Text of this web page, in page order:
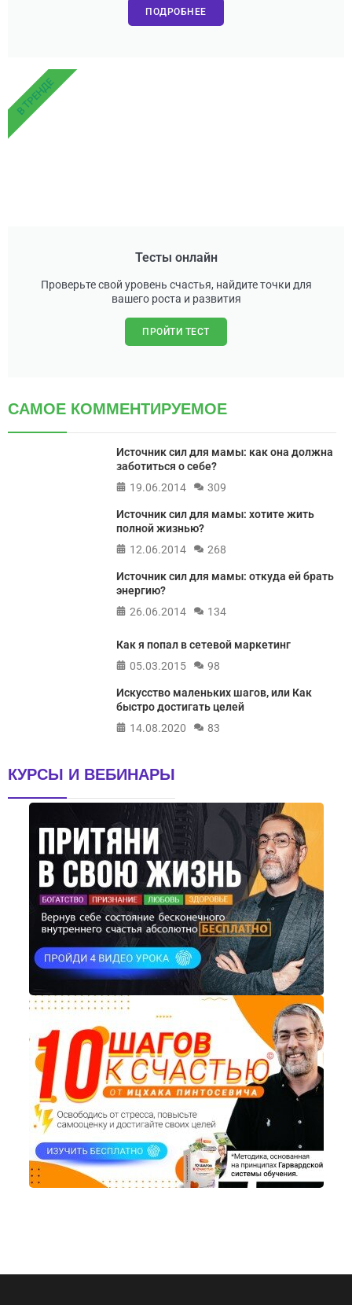
ПОДРОБНЕЕ
Тесты онлайн
Проверьте свой уровень счастья, найдите точки для
вашего роста и развития
ПРОЙТИ ТЕСТ
В ТРЕНДЕ
САМОЕ КОММЕНТИРУЕМОЕ
Источник сил для мамы: как она должна
заботиться о себе?
19.06.2014
309
Источник сил для мамы: хотите жить
полной жизнью?
12.06.2014
268
Источник сил для мамы: откуда ей брать
энергию?
26.06.2014
134
Как я попал в сетевой маркетинг
05.03.2015
98
Искусство маленьких шагов, или Как
быстро достигать целей
14.08.2020
83
КУРСЫ И ВЕБИНАРЫ